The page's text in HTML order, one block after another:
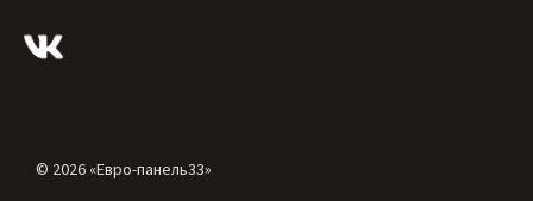
© 2026 «Евро-панель33»